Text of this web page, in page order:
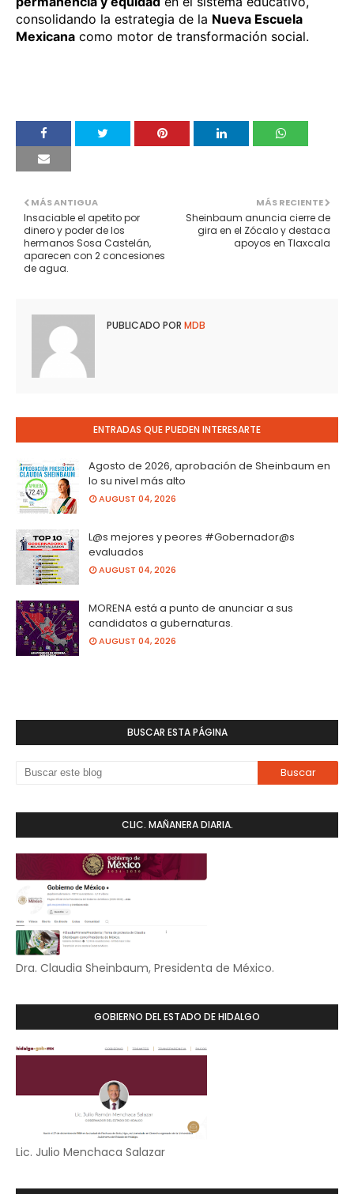
consolidando la estrategia de la Nueva Escuela
Mexicana como motor de transformación social.
MÁS RECIENTE
Sheinbaum anuncia cierre de
gira en el Zócalo y destaca
apoyos en Tlaxcala
MÁS ANTIGUA
Insaciable el apetito por
dinero y poder de los
hermanos Sosa Castelán,
aparecen con 2 concesiones
de agua.
PUBLICADO POR MDB
ENTRADAS QUE PUEDEN INTERESARTE
Agosto de 2026, aprobación de Sheinbaum en
lo su nivel más alto
AUGUST 04, 2026
L@s mejores y peores #Gobernador@s
evaluados
AUGUST 04, 2026
MORENA está a punto de anunciar a sus
candidatos a gubernaturas.
AUGUST 04, 2026
BUSCAR ESTA PÁGINA
CLIC. MAÑANERA DIARIA.
Dra. Claudia Sheinbaum, Presidenta de México.
GOBIERNO DEL ESTADO DE HIDALGO
Lic. Julio Menchaca Salazar